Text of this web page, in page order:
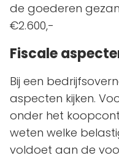
de goederen
€2.600,-
Fiscale
Bij een
aspecten kijken.
onder het
weten welke
voldoet aan de